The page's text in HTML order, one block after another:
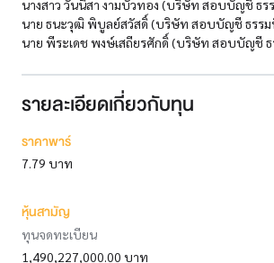
นางสาว วันนิสา งามบัวทอง (บริษัท สอบบัญชี ธร
นาย ธนะวุฒิ พิบูลย์สวัสดิ์ (บริษัท สอบบัญชี ธรรม
นาย พีระเดช พงษ์เสถียรศักดิ์ (บริษัท สอบบัญชี ธ
รายละเอียดเกี่ยวกับทุน
ราคาพาร์
7.79 บาท
หุ้นสามัญ
ทุนจดทะเบียน
1,490,227,000.00 บาท